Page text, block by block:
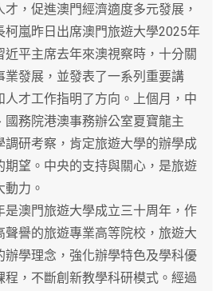
，促進澳門經濟適度多元發展，
嵐昨日出席澳門旅遊大學2025年
平主席去年來澳視察時，十分關
業發展，並發表了一系列重要講
人才工作指明了方向。上個月，中
國務院港澳事務辦公室夏寶龍主
調研考察，肯定旅遊大學的辦學成
期望。中央的支持與關心，是旅遊
力。
澳門旅遊大學成立三十周年，作
聲譽的旅遊專業高等院校，旅遊大
辦學理念，強化辦學特色及學科優
程，不斷創新教學科研模式。經過